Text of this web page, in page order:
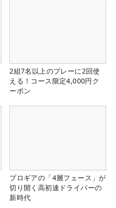
2組7名以上のプレーに2回使
える！コース限定4,000円ク
ーポン
プロギアの「4層フェース」が
切り開く高初速ドライバーの
新時代